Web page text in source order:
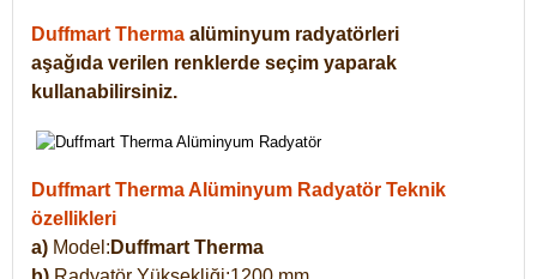
Duffmart Therma alüminyum radyatörleri
aşağıda verilen renklerde seçim yaparak
kullanabilirsiniz.
Duffmart Therma Alüminyum Radyatör Teknik
özellikleri
a) Model: Duffmart Therma